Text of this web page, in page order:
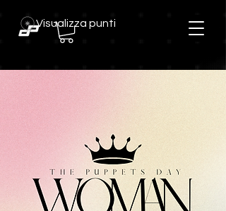
Visualizza punti